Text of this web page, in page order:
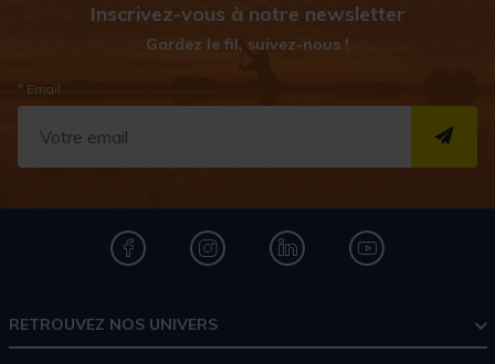
Inscrivez-vous à notre newsletter
Gardez le fil, suivez-nous !
* Email
RETROUVEZ NOS UNIVERS